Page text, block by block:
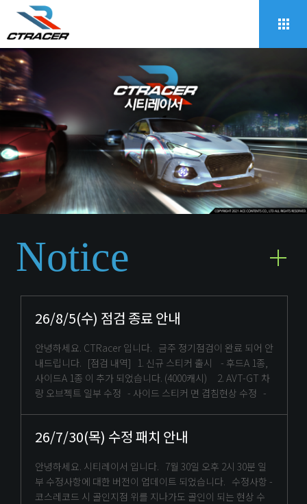
Notice
26/8/5(수) 점검 종료 안내
안녕하세요. CTRacer 입니다. 금주 정기점검이 완료 되어 안
내드립니다. [점검 내역] 1. 신규 스티커 출시 - 후드A 1종,
사이드A 1종 이 추가 되었습니다. (4000캐시) 2. AVT-GT 차
량 오브젝트 일부 수정 - 사이드 스티커 면 겹침현상 수정 -
26/7/30(목) 수정 패치 안내
안녕하세요. 시티레이서 입니다. 7월 30일 오후 2시 30분 일
부 수정사항에 대한 버전이 업데이트 되었습니다. 수정사항 -
코스레코드 시 골인지점 위를 지나가도 골인이 되는 현상 수